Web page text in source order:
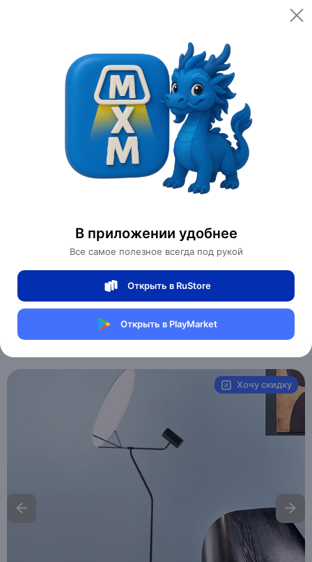
В приложении удобнее
Все самое полезное всегда под рукой
Открыть в RuStore
Открыть в PlayMarket
Открыть
Категории
Мебель для дома и офиса
Освещение для дома
Дизайнерские торшеры
Торшер, черный, белый, Bekker 50*160,
LED, металл, ПММА
0 отзывов
Магазин Weller Store
Хочу скидку